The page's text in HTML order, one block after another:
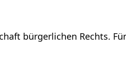
bürgerlichen Rechts.